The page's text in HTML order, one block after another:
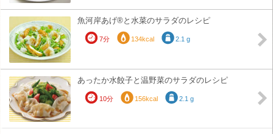
魚河岸あげ®と水菜のサラダのレシピ
7分 134kcal 2.1 g
あったか水餃子と温野菜のサラダのレシピ
10分 156kcal 2.1 g